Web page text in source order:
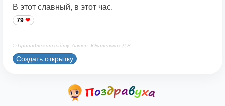
В этот славный, в этот час.
79
© Принадлежит сайту. Автор: Юкалевских Д.В.
Создать открытку